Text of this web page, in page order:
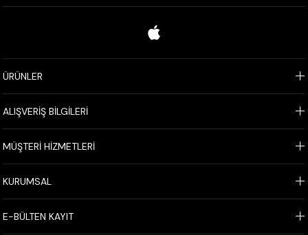
ÜRÜNLER
ALIŞVERİŞ BİLGİLERİ
MÜŞTERİ HİZMETLERİ
KURUMSAL
E-BÜLTEN KAYIT